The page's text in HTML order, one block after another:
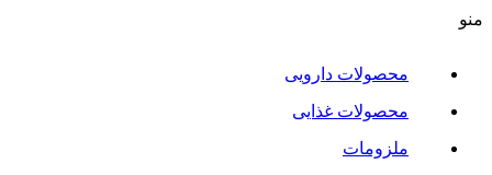
منو
محصولات دارویی
محصولات غذایی
ملزومات